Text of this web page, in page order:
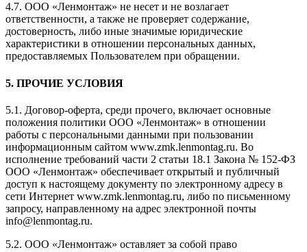
4.7. ООО «Ленмонтаж» не несет и не возлагает
ответственности, а также не проверяет содержание,
достоверность, либо иные значимые юридические
характеристики в отношении персональных данных,
предоставляемых Пользователем при обращении.
5. ПРОЧИЕ УСЛОВИЯ
5.1. Договор-оферта, среди прочего, включает основные
положения политики ООО «Ленмонтаж» в отношении
работы с персональными данными при пользовании
информационным сайтом www.zmk.lenmontag.ru. Во
исполнение требований части 2 статьи 18.1 Закона № 152-ФЗ
ООО «Ленмонтаж» обеспечивает открытый и публичный
доступ к настоящему документу по электронному адресу в
сети Интернет www.zmk.lenmontag.ru, либо по письменному
запросу, направленному на адрес электронной почты
info@lenmontag.ru.
5.2. ООО «Ленмонтаж» оставляет за собой право